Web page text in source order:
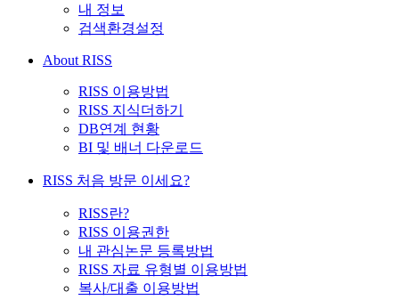
내 정보
검색환경설정
About RISS
RISS 이용방법
RISS 지식더하기
DB연계 현황
BI 및 배너 다운로드
RISS 처음 방문 이세요?
RISS란?
RISS 이용권한
내 관심논문 등록방법
RISS 자료 유형별 이용방법
복사/대출 이용방법